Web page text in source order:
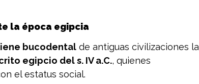
la época egipcia
bucodental de antiguas civilizaciones la
egipcio del s. IV a.C., quienes
el estatus social.